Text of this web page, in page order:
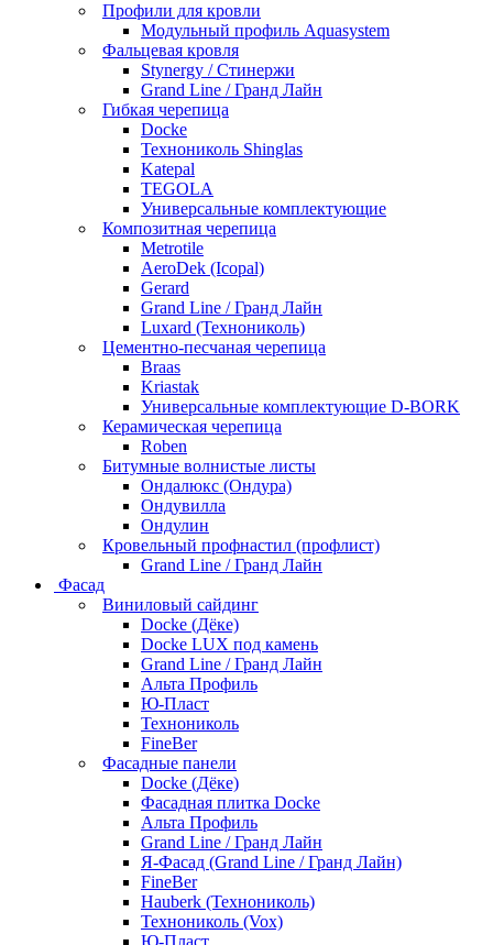
Профили для кровли
Модульный профиль Aquasystem
Фальцевая кровля
Stynergy / Стинержи
Grand Line / Гранд Лайн
Гибкая черепица
Docke
Технониколь Shinglas
Katepal
TEGOLA
Универсальные комплектующие
Композитная черепица
Metrotile
AeroDek (Icopal)
Gerard
Grand Line / Гранд Лайн
Luxard (Технониколь)
Цементно-песчаная черепица
Braas
Kriastak
Универсальные комплектующие D-BORK
Керамическая черепица
Roben
Битумные волнистые листы
Ондалюкс (Ондура)
Ондувилла
Ондулин
Кровельный профнастил (профлист)
Grand Line / Гранд Лайн
Фасад
Виниловый сайдинг
Docke (Дёке)
Docke LUX под камень
Grand Line / Гранд Лайн
Альта Профиль
Ю-Пласт
Технониколь
FineBer
Фасадные панели
Docke (Дёке)
Фасадная плитка Docke
Альта Профиль
Grand Line / Гранд Лайн
Я-Фасад (Grand Line / Гранд Лайн)
FineBer
Hauberk (Технониколь)
Технониколь (Vox)
Ю-Пласт